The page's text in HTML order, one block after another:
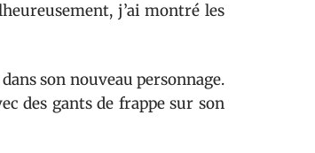
j’ai montré les
son nouveau personnage.
des gants de frappe sur son